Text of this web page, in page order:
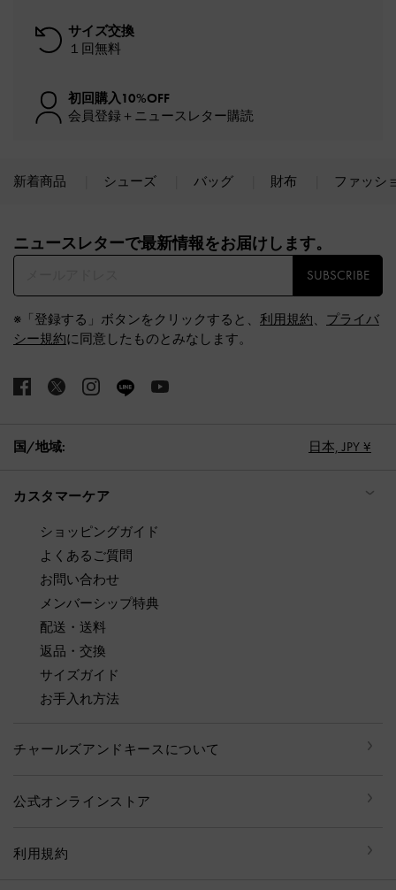
サイズ交換
１回無料
初回購入10%OFF
会員登録＋ニュースレター購読
新着商品 シューズ バッグ 財布 ファッシ
ニュースレターで最新情報をお届けします。​
SUBSCRIBE
※「登録する」ボタンをクリックすると、 利用規約、 プライバ
シー規約に同意したものとみなします。
国/地域: 日本, JPY ¥
カスタマーケア
ショッピングガイド
よくあるご質問
お問い合わせ
メンバーシップ特典
配送・送料
返品・交換
サイズガイド
お手入れ方法
チャールズアンドキースについて
公式オンラインストア
利用規約